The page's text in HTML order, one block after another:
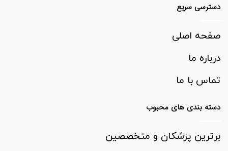
دسترسی سریع
صفحه اصلی
درباره ما
تماس با ما
دسته بندی های محبوب
برترین پزشکان و متخصصین